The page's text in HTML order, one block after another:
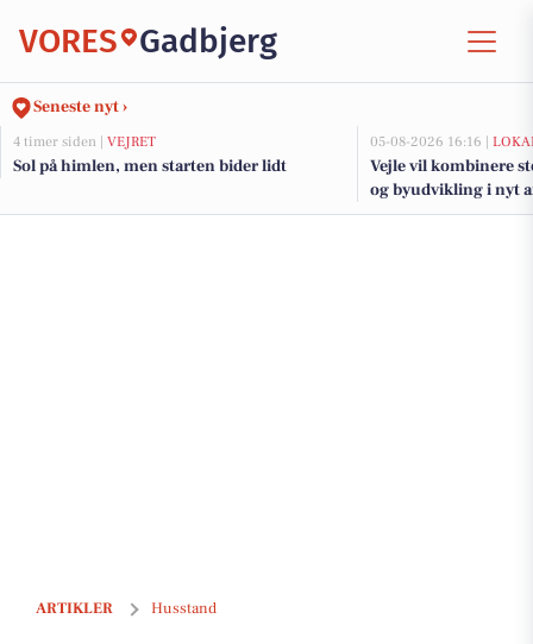
VORES Gadbjerg
Seneste nyt ›
4 timer siden | VEJRET
Sol på himlen, men starten bider lidt
05-08-2026 16:16 |
Vejle vil kombinere
og byudvikling i nyt
fjorden
ARTIKLER Husstand
Online-spil har godt fat i danskerne - men ikke så meget i Gadbjerg